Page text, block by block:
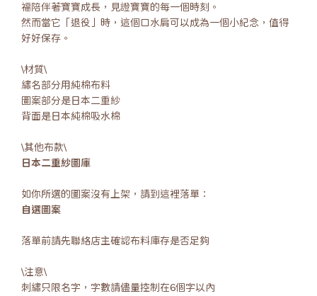
福陪伴著寶寶成長，見證寶寶的每一個時刻。
然而當它「退役」時，這個口水肩可以成為一個小紀念，值得
好好保存。
\材質\
繡名部分用純棉布料
圖案部分是日本二重紗
背面是日本純棉吸水棉
\其他布款\
日本二重紗圖庫
如你所選的圖案沒有上架，請到這裡落單：
自選圖案
落單前請先聯絡店主確認布料庫存是否足夠
\注意\
刺繡只限名字，字數請儘量控制在6個字以內